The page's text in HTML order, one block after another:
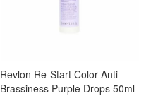
Revlon Re-Start Color Anti-
Brassiness Purple Drops 50ml